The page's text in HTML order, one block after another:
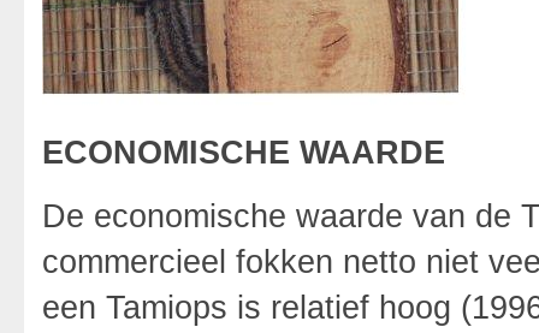
ECONOMISCHE WAARDE
De economische waarde van de
commercieel fokken netto niet
een Tamiops is relatief hoog